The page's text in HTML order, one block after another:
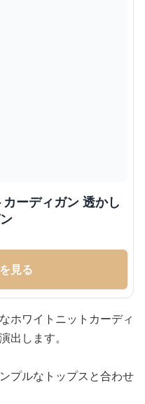
ーディガン 透かし
見る
ホワイトニットカーディ
出します。
プルなトップスと合わせ